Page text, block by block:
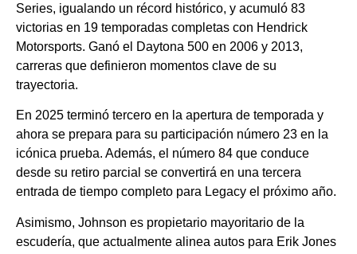
Series, igualando un récord histórico, y acumuló 83
victorias en 19 temporadas completas con Hendrick
Motorsports. Ganó el Daytona 500 en 2006 y 2013,
carreras que definieron momentos clave de su
trayectoria.
En 2025 terminó tercero en la apertura de temporada y
ahora se prepara para su participación número 23 en la
icónica prueba. Además, el número 84 que conduce
desde su retiro parcial se convertirá en una tercera
entrada de tiempo completo para Legacy el próximo año.
Asimismo, Johnson es propietario mayoritario de la
escudería, que actualmente alinea autos para Erik Jones